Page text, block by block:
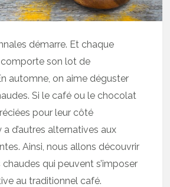
démarre. Et chaque
son lot de
automne, on aime déguster
Si le café ou le chocolat
pour leur côté
d’autres alternatives aux
Ainsi, nous allons découvrir
qui peuvent s’imposer
au traditionnel café.